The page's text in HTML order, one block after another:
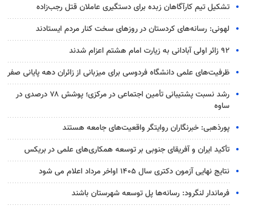
تشکیل تیم کارآگاهان زبده برای دستگیری عاملان قتل رجب‌زاده
لهونی: رسانه‌های کردستان در روزهای سخت کنار مردم ایستادند
۹۲ زائر اولی آبادانی به زیارت امام هشتم اعزام شدند
ظرفیت‌های علمی دانشگاه فردوسی برای میزبانی از زائران دهه پایانی صفر
رشد نسبت پشتیبانی تأمین اجتماعی در مرکزی؛ پوشش ۷۸ درصدی در
ساوه
پورذهبی: خبرنگاران روایتگر واقعیت‌های جامعه‌ هستند
تأکید ایران و آفریقای جنوبی بر توسعه همکاری‌های علمی در بریکس
نتایج نهایی آزمون دکتری سال ۱۴۰۵ اواخر مرداد اعلام می شود
فرماندار لنگرود: رسانه‌ها پل توسعه شهرستان باشند